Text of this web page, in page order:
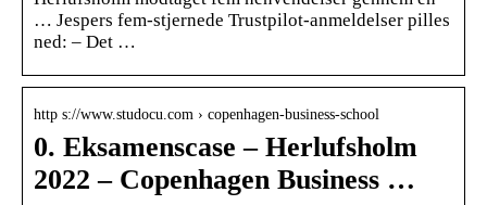
… Jespers fem-stjernede Trustpilot-anmeldelser pilles
ned: – Det …
http s://www.studocu.com › copenhagen-business-school
0. Eksamenscase – Herlufsholm
2022 – Copenhagen Business …